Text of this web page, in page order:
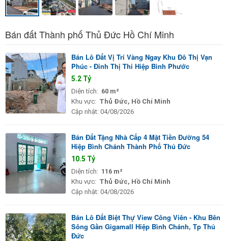
Bán đất Thành phố Thủ Đức Hồ Chí Minh
Bán Lô Đất Vị Trí Vàng Ngay Khu Đô Thị Vạn
Phúc - Đinh Thị Thi Hiệp Bình Phước
5.2 Tỷ
Diện tích: 60 m²
Khu vực: Thủ Đức, Hồ Chí Minh
Cập nhật: 04/08/2026
Bán Đất Tặng Nhà Cấp 4 Mặt Tiền Đường 54
Hiệp Bình Chánh Thành Phố Thủ Đức
10.5 Tỷ
Diện tích: 116 m²
Khu vực: Thủ Đức, Hồ Chí Minh
Cập nhật: 04/08/2026
Bán Lô Đất Biệt Thự View Công Viên - Khu Bên
Sông Gần Gigamall Hiệp Bình Chánh, Tp Thủ
Đức